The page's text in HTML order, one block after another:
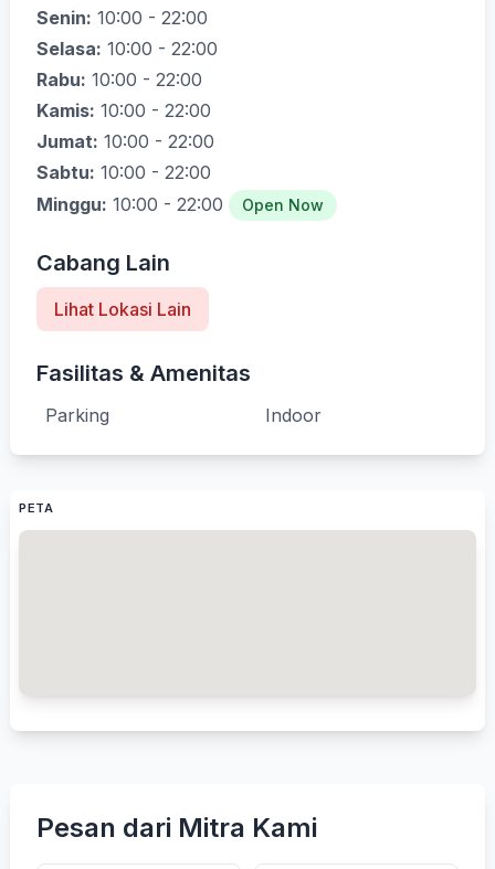
Senin: 10:00 - 22:00
Selasa: 10:00 - 22:00
Rabu: 10:00 - 22:00
Kamis: 10:00 - 22:00
Jumat: 10:00 - 22:00
Sabtu: 10:00 - 22:00
Minggu: 10:00 - 22:00 Open Now
Cabang Lain
Lihat Lokasi Lain
Fasilitas & Amenitas
Parking Indoor
PETA
Pesan dari Mitra Kami